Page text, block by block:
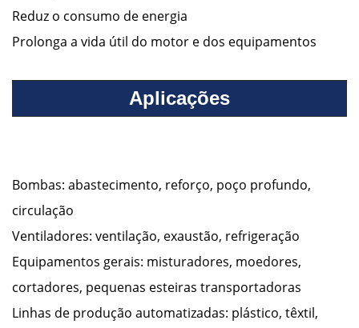
Reduz o consumo de energia
Prolonga a vida útil do motor e dos equipamentos
Aplicações
Bombas: abastecimento, reforço, poço profundo,
circulação
Ventiladores: ventilação, exaustão, refrigeração
Equipamentos gerais: misturadores, moedores,
cortadores, pequenas esteiras transportadoras
Linhas de produção automatizadas: plástico, têxtil,